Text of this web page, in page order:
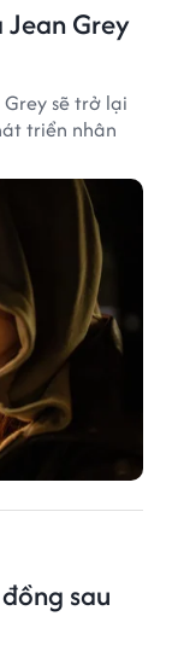
Jean Grey
sẽ trở lại
triển nhân
sau